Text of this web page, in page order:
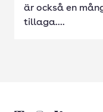
är också en
tillaga....